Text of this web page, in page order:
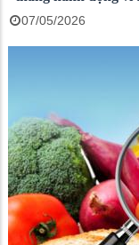
07/05/2026